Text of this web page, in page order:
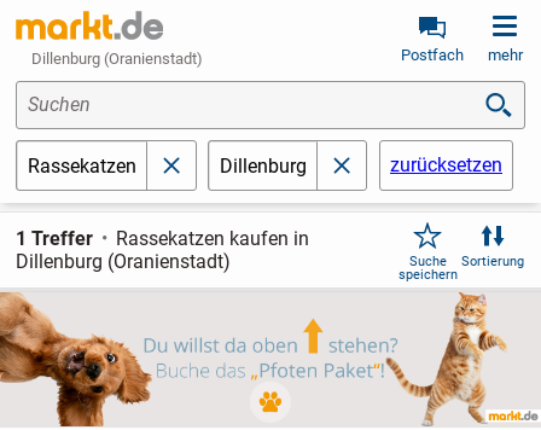
Dillenburg (Oranienstadt) Postfach mehr
Suchen
Rassekatzen schließenDillenburg schließenzurücksetzen
1 Treffer
Rassekatzen kaufen in
Dillenburg (Oranienstadt)
Suche
speichern
Sortierung